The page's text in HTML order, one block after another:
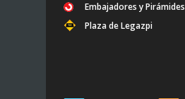
Embajadores y Pirámides
Plaza de Legazpi